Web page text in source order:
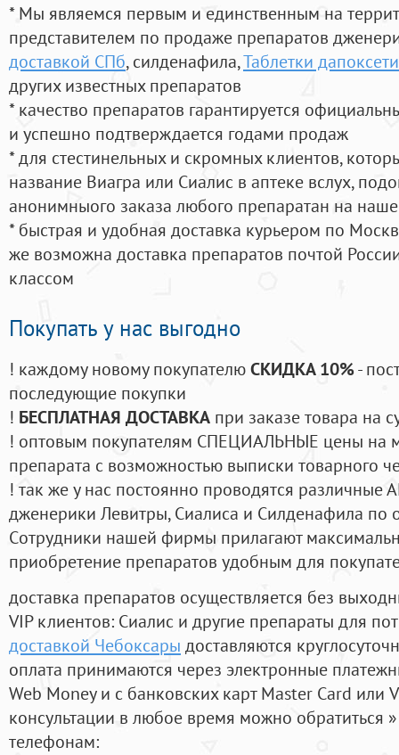
* Мы являемся первым и единственным на
представителем по продаже препаратов
доставкой СПб, силденафила,Таблетки
других известных препаратов
* качество препаратов гарантируется
и успешно подтверждается годами продаж
* для стестинельных и скромных клиентов,
название Виагра или Сиалис в аптеке вслух,
анонимныого заказа любого препаратан на
* быстрая и удобная доставка курьером по
же возможна доставка препаратов почтой
классом
Покупать у нас выгодно
! каждому новому покупателюСКИДКА 10%-
последующие покупки
! БЕСПЛАТНАЯ ДОСТАВКА при заказе товара на
! оптовым покупателям СПЕЦИАЛЬНЫЕ цены на
препарата с возможностью выписки товарного
! так же у нас постоянно проводятся
дженерики Левитры, Сиалиса и Силденафила по
Cотрудники нашей фирмы прилагают
приобретение препаратов удобным для
доставка препаратов осуществляется без
VIP клиентов: Сиалис и другие препараты для
доставкой Чебоксары доставляются
оплата принимаются через электронные
Web Money и с банковских карт Master Card или
консультации в любое время можно обратиться
телефонам: